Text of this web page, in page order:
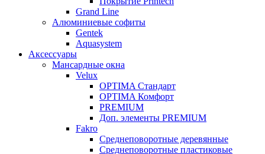
Grand Line
Алюминиевые софиты
Gentek
Aquasystem
Аксессуары
Мансардные окна
Velux
OPTIMA Стандарт
OPTIMA Комфорт
PREMIUM
Доп. элементы PREMIUM
Fakro
Cреднеповоротные деревянные
Cреднеповоротные пластиковые